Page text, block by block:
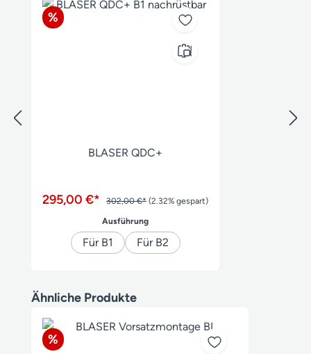
Rabatt
%
BLASER QDC+
295,00 €* 302,00 €* (2.32% gespart)
Ausführungauswählen
Für B1 Für B2
Produktgalerie überspringen
Ähnliche Produkte
Rabatt
%